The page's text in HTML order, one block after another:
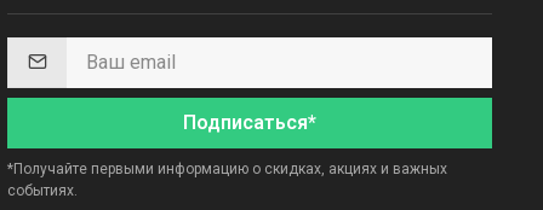
Подписаться*
*Получайте первыми информацию о скидках, акциях и важных
событиях.